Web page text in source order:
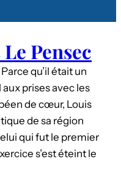
Pensec
qu’il était un
prises avec les
de cœur, Louis
de sa région
qui fut le premier
s’est éteint le